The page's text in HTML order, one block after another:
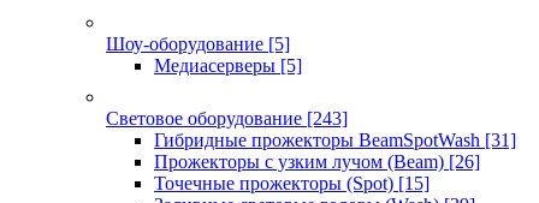
Шоу-оборудование [5]
Медиасерверы [5]
Световое оборудование [243]
Гибридные прожекторы BeamSpotWash [31]
Прожекторы с узким лучом (Beam) [26]
Точечные прожекторы (Spot) [15]